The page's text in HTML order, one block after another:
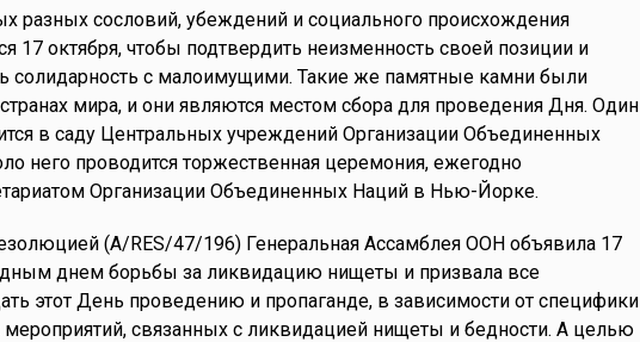
разных сословий, убеждений и социального происхождения
17 октября, чтобы подтвердить неизменность своей позиции и
солидарность с малоимущими. Такие же памятные камни были
мира, и они являются местом сбора для проведения Дня. Один
в саду Центральных учреждений Организации Объединенных
него проводится торжественная церемония, ежегодно
Организации Объединенных Наций в Нью-Йорке.
(A/RES/47/196) Генеральная Ассамблея ООН объявила 17
днем борьбы за ликвидацию нищеты и призвала все
этот День проведению и пропаганде, в зависимости от специфики
связанных с ликвидацией нищеты и бедности. А целью